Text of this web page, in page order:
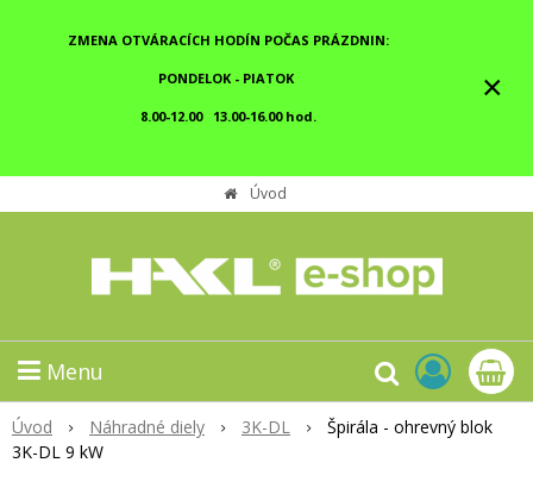
ZMENA OTVÁRACÍCH HODÍN POČAS PRÁZDNIN:
PONDELOK - PIATOK
8.00-12.00 13.00-16.00 hod.
×
Úvod
Menu
Úvod Náhradné diely 3K-DL
Špirála - ohrevný blok
3K-DL 9 kW